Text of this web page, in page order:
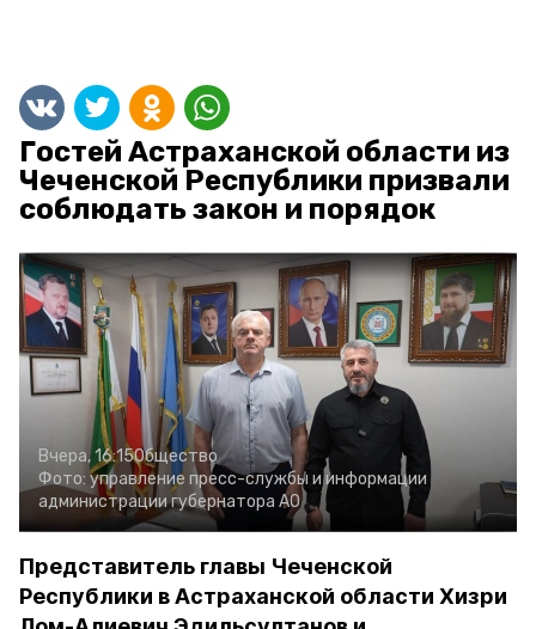
Гостей Астраханской области из
Чеченской Республики призвали
соблюдать закон и порядок
Вчера, 16:15Общество
Фото: управление пресс-службы и информации
администрации губернатора АО
Представитель главы Чеченской
Республики в Астраханской области Хизри